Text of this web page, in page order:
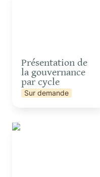
Présentation de
la gouvernance
par cycle
Sur demande
Visite de la micro-ferme